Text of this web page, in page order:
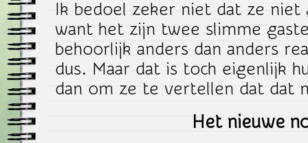
Ik bedoel zeker niet dat ze niet
want het zijn twee slimme
behoorlijk anders dan anders
dus. Maar dat is toch eigenlijk
dan om ze te vertellen dat dat
Het nieuwe